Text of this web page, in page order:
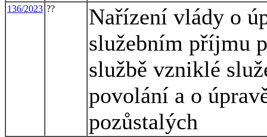
136/2023 ??
Nařízení vlády o
služebním příjmu
službě vzniklé
povolání a o
pozůstalých